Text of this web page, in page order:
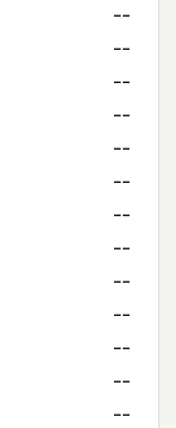
--
--
--
--
--
--
--
--
--
--
--
--
--